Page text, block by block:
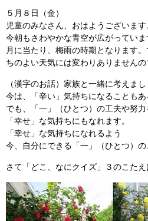
５月８日（金）
児童のみなさん、おはようございます
今朝もさわやかな青空が広がってい
月に当たり、梅雨の時期となります
ちのよい天気には変わりありません
（漢字のお話）家族と一緒に考えまし
今は、「辛い」気持ちになることもあ
でも、「一」（ひとつ）の工夫や努力
「幸せ」な気持ちにもなれます。
「幸せ」な気持ちになれるよう
今、自分にできる「一」（ひとつ）の
さて「どこ、なにクイズ」３のこたえ